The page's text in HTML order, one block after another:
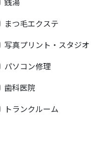
まつ毛エクステ
写真プリント・スタジオ
パソコン修理
歯科医院
トランクルーム